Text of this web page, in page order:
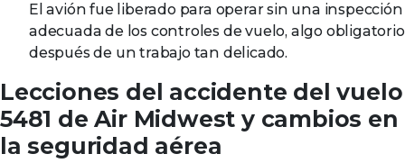
El avión fue liberado para operar sin una inspección
adecuada de los controles de vuelo, algo obligatorio
después de un trabajo tan delicado.
Lecciones del accidente del vuelo
5481 de Air Midwest y cambios en
la seguridad aérea